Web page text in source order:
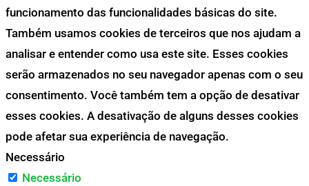
funcionamento das funcionalidades básicas do site.
Também usamos cookies de terceiros que nos ajudam a
analisar e entender como usa este site. Esses cookies
serão armazenados no seu navegador apenas com o seu
consentimento. Você também tem a opção de desativar
esses cookies. A desativação de alguns desses cookies
pode afetar sua experiência de navegação.
Necessário
Necessário